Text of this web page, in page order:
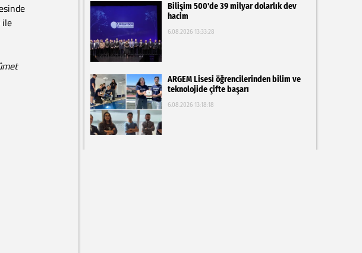
ile
Bilişim 500'de 39 milyar dolarlık dev
hacim
6.08.2026 13:33:28
ARGEM Lisesi öğrencilerinden bilim ve
teknolojide çifte başarı
6.08.2026 13:18:18